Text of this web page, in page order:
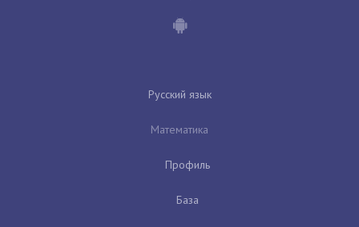
Русский язык
Математика
Профиль
База